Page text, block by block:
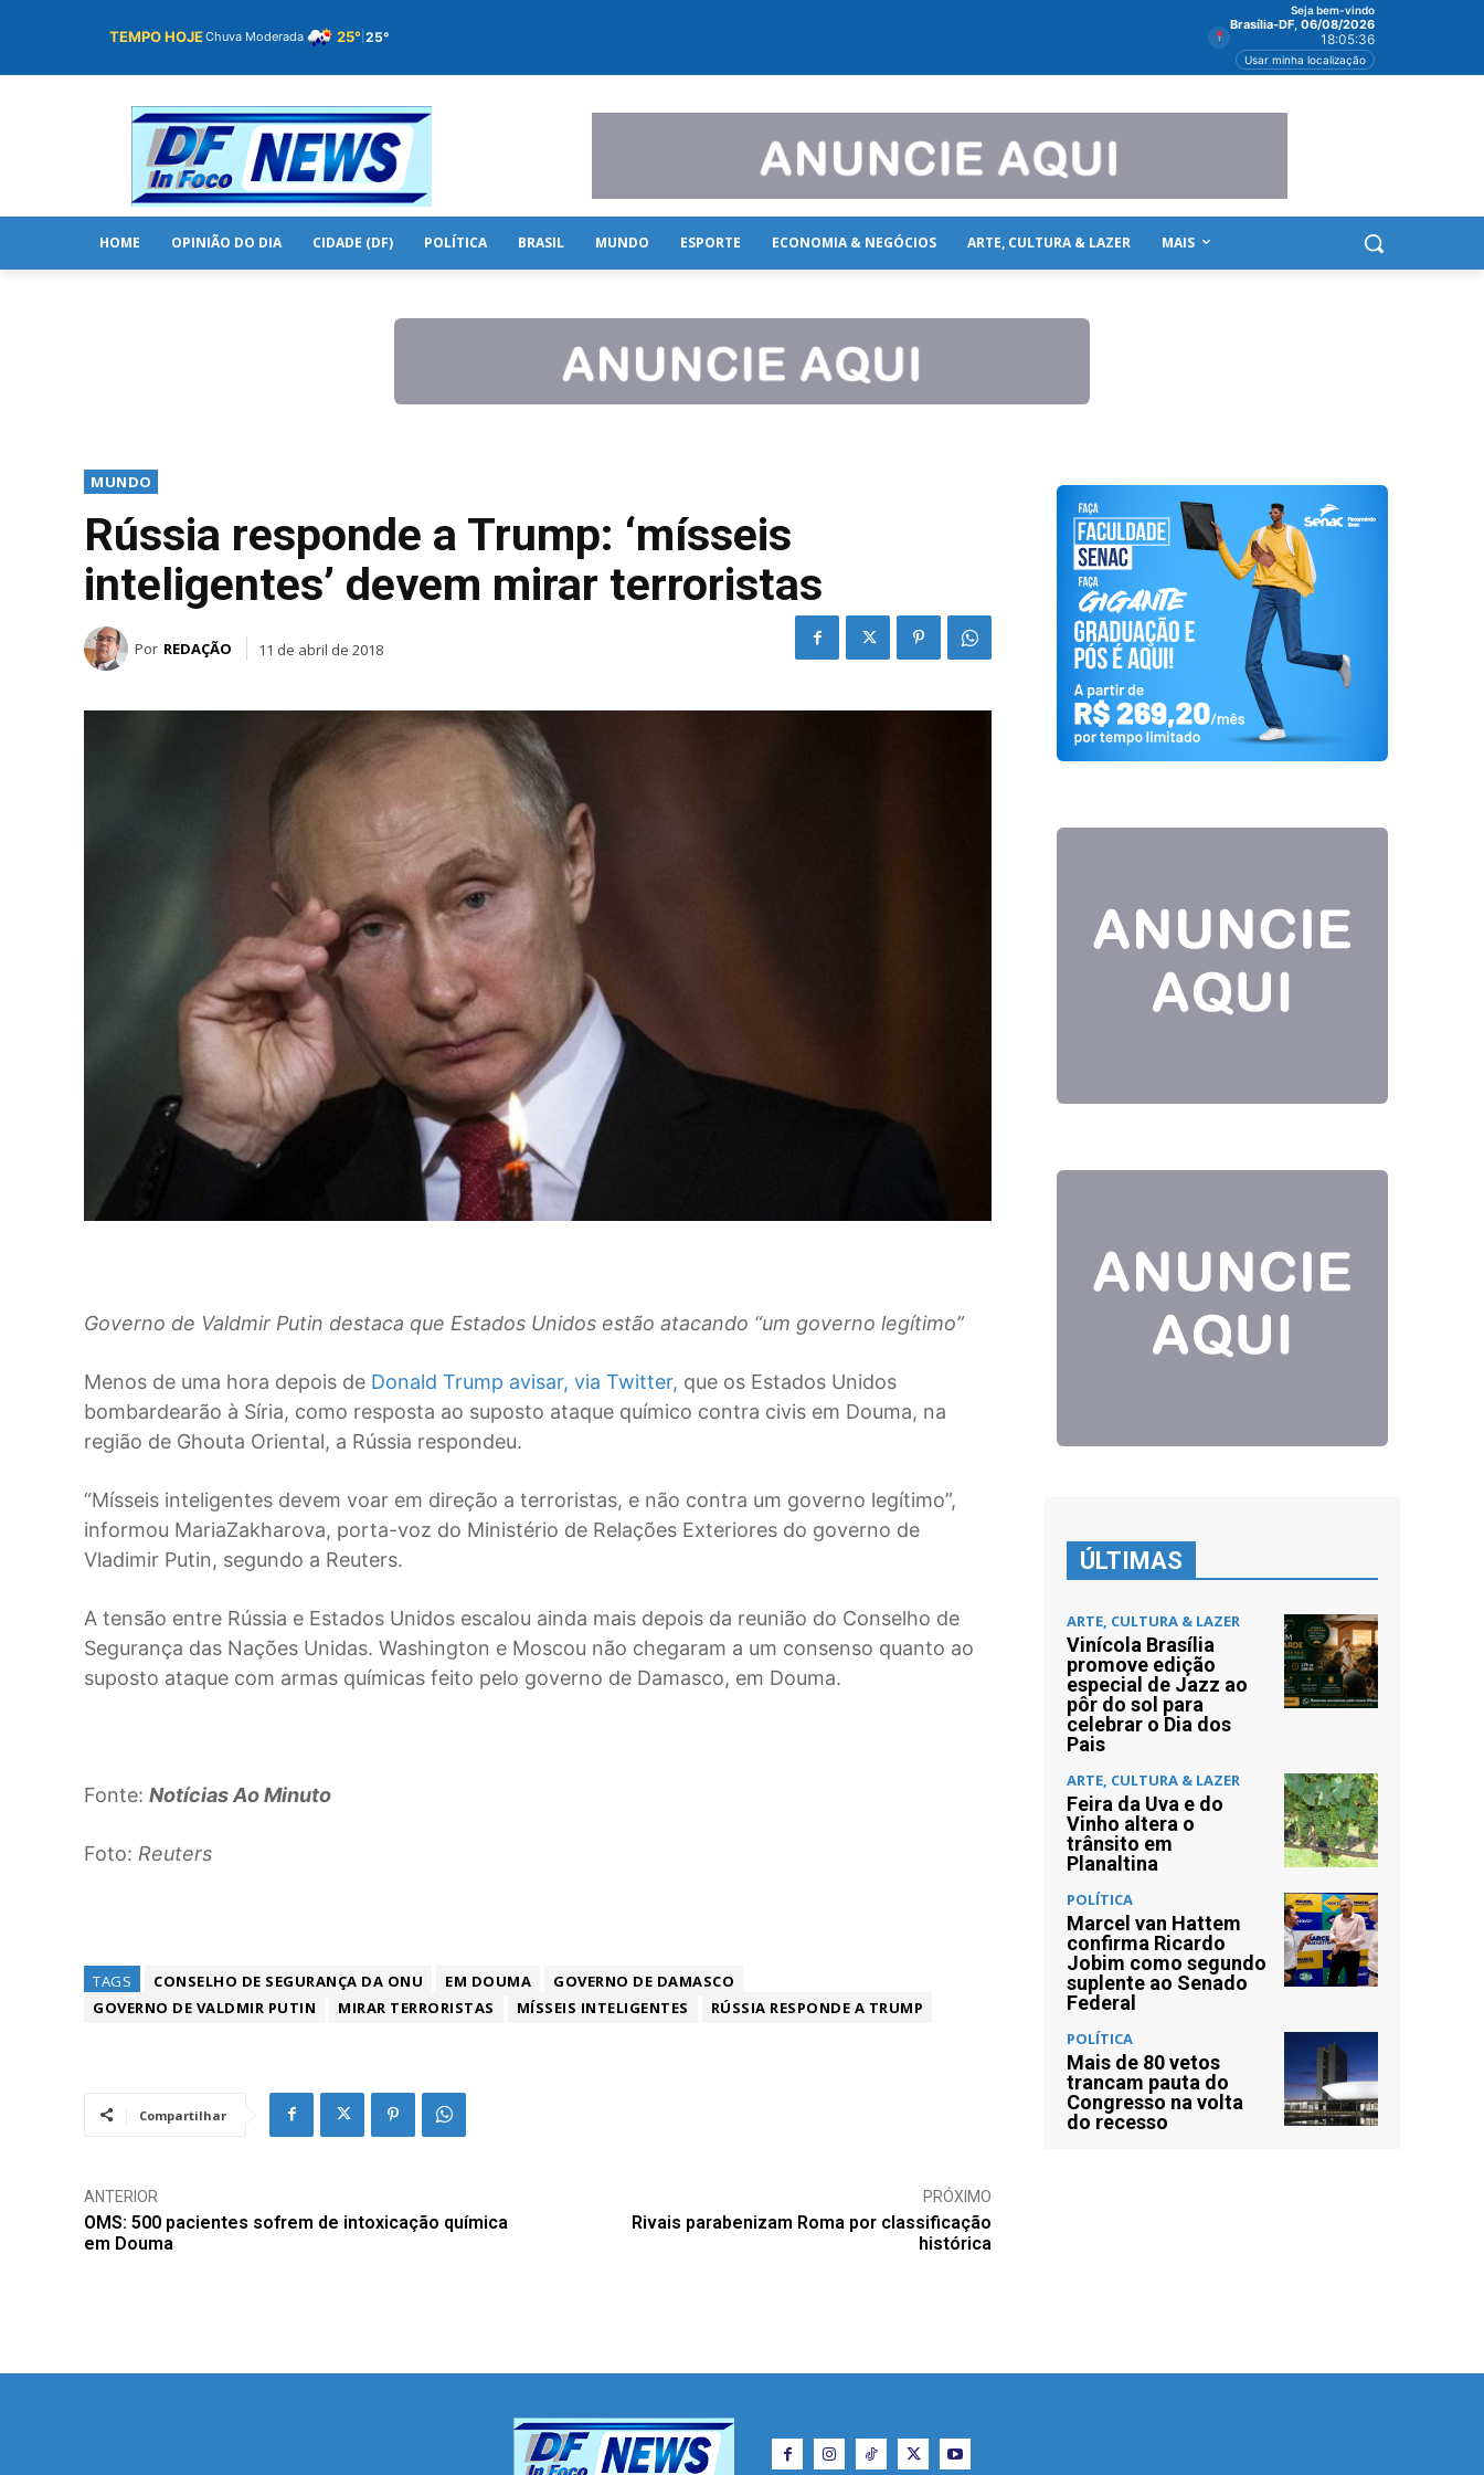
TEMPO HOJEChuva Moderada 25° 25°
Seja bem-vindo
Brasília-DF, 06/08/2026
18:05:36
Usar minha localização
HOME OPINIÃO DO DIA CIDADE (DF) POLÍTICA BRASIL MUNDO ESPORTE ECONOMIA & NEGÓCIOS ARTE, CULTURA & LAZER MAIS
MUNDO
Rússia responde a Trump: ‘mísseis
inteligentes’ devem mirar terroristas
Por REDAÇÃO 11 de abril de 2018
Governo de Valdmir Putin destaca que Estados Unidos estão atacando “um governo legítimo”
Menos de uma hora depois de Donald Trump avisar, via Twitter, que os Estados Unidos
bombardearão à Síria, como resposta ao suposto ataque químico contra civis em Douma, na
região de Ghouta Oriental, a Rússia respondeu.
“Mísseis inteligentes devem voar em direção a terroristas, e não contra um governo legítimo”,
informou MariaZakharova, porta-voz do Ministério de Relações Exteriores do governo de
Vladimir Putin, segundo a Reuters.
A tensão entre Rússia e Estados Unidos escalou ainda mais depois da reunião do Conselho de
Segurança das Nações Unidas. Washington e Moscou não chegaram a um consenso quanto ao
suposto ataque com armas químicas feito pelo governo de Damasco, em Douma.
Fonte: Notícias Ao Minuto
Foto: Reuters
TAGS CONSELHO DE SEGURANÇA DA ONU EM DOUMA
GOVERNO DE DAMASCO
GOVERNO DE VALDMIR PUTIN
MIRAR TERRORISTAS MÍSSEIS INTELIGENTES RÚSSIA RESPONDE A TRUMP
Compartilhar
ANTERIOR
OMS: 500 pacientes sofrem de intoxicação química
em Douma
PRÓXIMO
Rivais parabenizam Roma por classificação
histórica
ÚLTIMAS
ARTE, CULTURA & LAZER
Vinícola Brasília
promove edição
especial de Jazz ao
pôr do sol para
celebrar o Dia dos
Pais
ARTE, CULTURA & LAZER
Feira da Uva e do
Vinho altera o
trânsito em
Planaltina
POLÍTICA
Marcel van Hattem
confirma Ricardo
Jobim como segundo
suplente ao Senado
Federal
POLÍTICA
Mais de 80 vetos
trancam pauta do
Congresso na volta
do recesso